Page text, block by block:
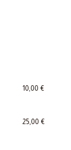
10,00 €
25,00 €